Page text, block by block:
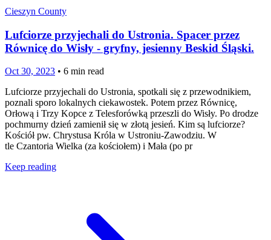
Cieszyn County
Lufciorze przyjechali do Ustronia. Spacer przez
Równicę do Wisły - gryfny, jesienny Beskid Śląski.
Oct 30, 2023 • 6 min read
Lufciorze przyjechali do Ustronia, spotkali się z przewodnikiem,
poznali sporo lokalnych ciekawostek. Potem przez Równicę,
Orłową i Trzy Kopce z Telesforówką przeszli do Wisły. Po drodze
pochmurny dzień zamienił się w złotą jesień. Kim są lufciorze?
Kościół pw. Chrystusa Króla w Ustroniu-Zawodziu. W
tle Czantoria Wielka (za kościołem) i Mała (po pr
Keep reading